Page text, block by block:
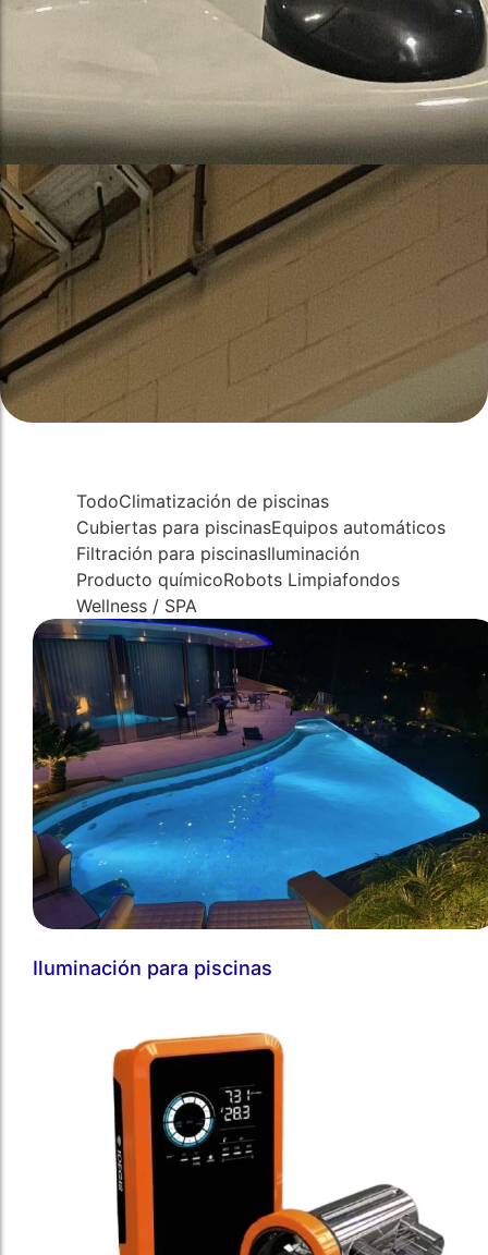
Todo
Climatización de piscinas
Producto químicoRobots Limpiafondos
Wellness / SPA
Iluminación para piscinas